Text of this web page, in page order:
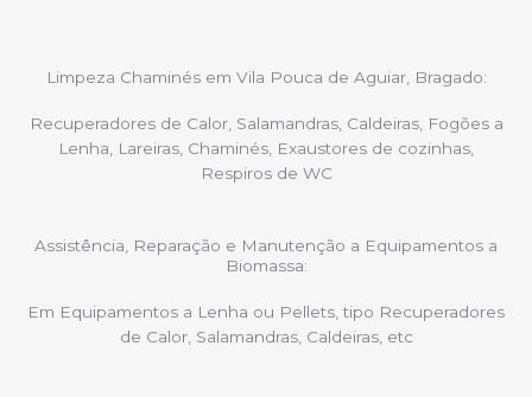
Limpeza Chaminés em Vila Pouca de Aguiar, Bragado:
Recuperadores de Calor, Salamandras, Caldeiras, Fogões a
Lenha, Lareiras, Chaminés, Exaustores de cozinhas,
Respiros de WC
Assistência, Reparação e Manutenção a Equipamentos a
Biomassa:
Em Equipamentos a Lenha ou Pellets, tipo Recuperadores
de Calor, Salamandras, Caldeiras, etc